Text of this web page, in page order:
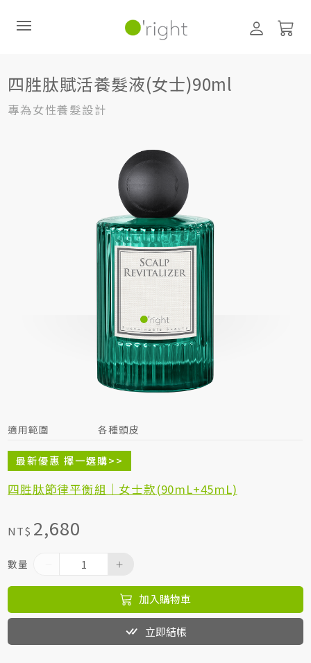
居家生活HOME系列
頭皮護理 (養髮液、噴霧)
四胜肽賦活養髮液(女士)90ml
四胜肽賦活養髮液(女士)90ml
專為女性養髮設計
適用範圍 各種頭皮
最新優惠 擇一選購>>
四胜肽節律平衡組｜女士款(90mL+45mL)
NT$ 2,680
數量
加入購物車
立即結帳